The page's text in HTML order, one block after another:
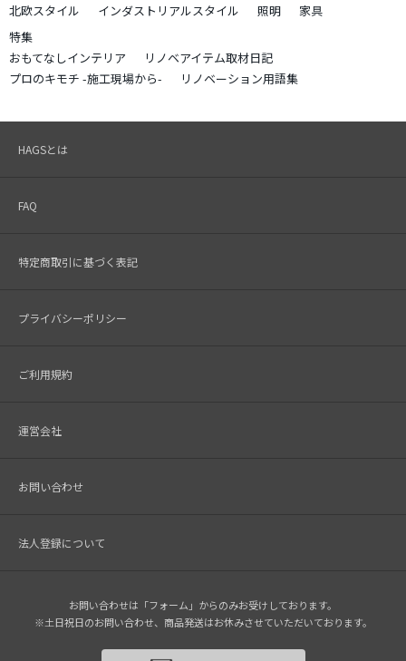
北欧スタイル
インダストリアルスタイル 照明
家具
特集
おもてなしインテリア
リノベアイテム取材日記
プロのキモチ -施工現場から-
リノベーション用語集
HAGSとは
FAQ
特定商取引に基づく表記
プライバシーポリシー
ご利用規約
運営会社
お問い合わせ
法人登録について
お問い合わせは「フォーム」からのみお受けしております。
※土日祝日のお問い合わせ、商品発送はお休みさせていただいております。